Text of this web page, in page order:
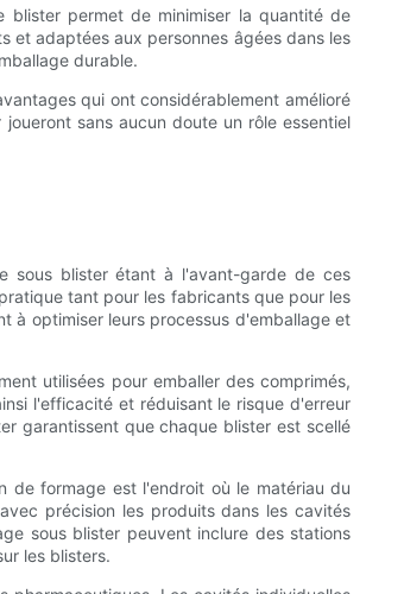
blister permet de minimiser la quantité de
et adaptées aux personnes âgées dans les
durable.
qui ont considérablement amélioré
sans aucun doute un rôle essentiel
sous blister étant à l'avant-garde de ces
tant pour les fabricants que pour les
à optimiser leurs processus d'emballage et
utilisées pour emballer des comprimés,
l'efficacité et réduisant le risque d'erreur
garantissent que chaque blister est scellé
de formage est l'endroit où le matériau du
précision les produits dans les cavités
sous blister peuvent inclure des stations
les blisters.